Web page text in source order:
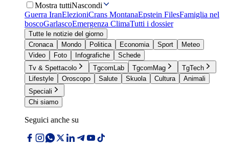
Mostra tuttiNascondi
Guerra IranElezioniCrans MontanaEpstein FilesFamiglia nel
boscoGarlascoEmergenza ClimaTutti i dossier
Tutte le notizie del giorno
Cronaca
Mondo Politica Economia Sport
Meteo
Video
Foto Infografiche
Schede
Tv & Spettacolo
TgcomLab TgcomMag
TgTech
Lifestyle
Oroscopo Salute Skuola Cultura
Animali
Speciali
Chi siamo
Seguici anche su